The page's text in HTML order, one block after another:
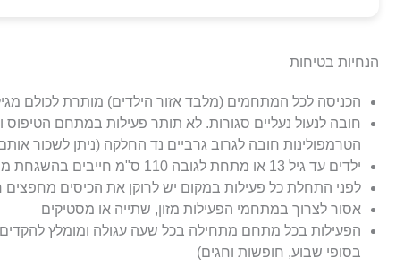
הנחיות בטיחות
הכניסה לכל המתחמים (מלבד אזור הילדים) מותרת לכולם מגיל 5 או מגובה של 110
חובה לנעול נעליים סגורות. לא תותר פעילות במתחם הטיפוס
הטרמפולינות חובה לגרוב גרביים נד החלקה (ניתן לשכור
ילדים עד גיל 13 או מתחת לגובה 110 ס"מ חייבים בהשגחת מבוגר
לפני התחלת כל פעילות במקום יש לרוקן את הכיסים מחפצים
אסור לצרוך במתחמי הפעילות מזון, שתייה או מסטיקים
בסופי שבוע, חופשות וחגים)